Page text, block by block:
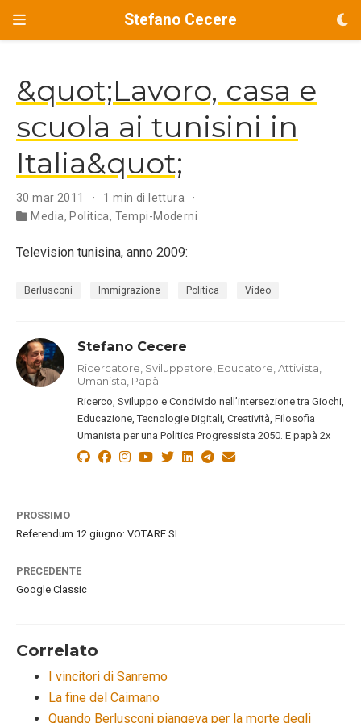
Stefano Cecere
&quot;Lavoro, casa e
scuola ai tunisini in
Italia&quot;
30 mar 2011
1 min di lettura
Media, Politica, Tempi-Moderni
Television tunisina, anno 2009:
Berlusconi Immigrazione Politica Video
Stefano Cecere
Ricercatore, Sviluppatore, Educatore, Attivista,
Umanista, Papà.
Ricerco, Sviluppo e Condivido nell’intersezione tra Giochi,
Educazione, Tecnologie Digitali, Creatività, Filosofia
Umanista per una Politica Progressista 2050. E papà 2x
PROSSIMO
Referendum 12 giugno: VOTARE SI
PRECEDENTE
Google Classic
Correlato
I vincitori di Sanremo
La fine del Caimano
Quando Berlusconi piangeva per la morte degli